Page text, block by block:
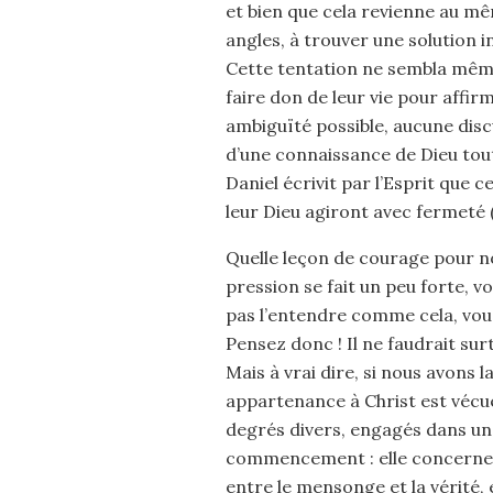
et bien que cela revienne au
angles, à trouver une solution
Cette tentation ne sembla
faire don de leur vie pour
ambiguïté possible, aucune
d’une connaissance de Dieu
Daniel écrivit par l’Esprit que
leur Dieu agiront avec fermeté
Quelle leçon de courage pour
pression se fait un peu forte,
pas l’entendre comme cela,
Pensez donc ! Il ne faudrait
Mais à vrai dire, si nous avons
appartenance à Christ est
degrés divers, engagés dans
commencement : elle
entre le mensonge et la vérité,